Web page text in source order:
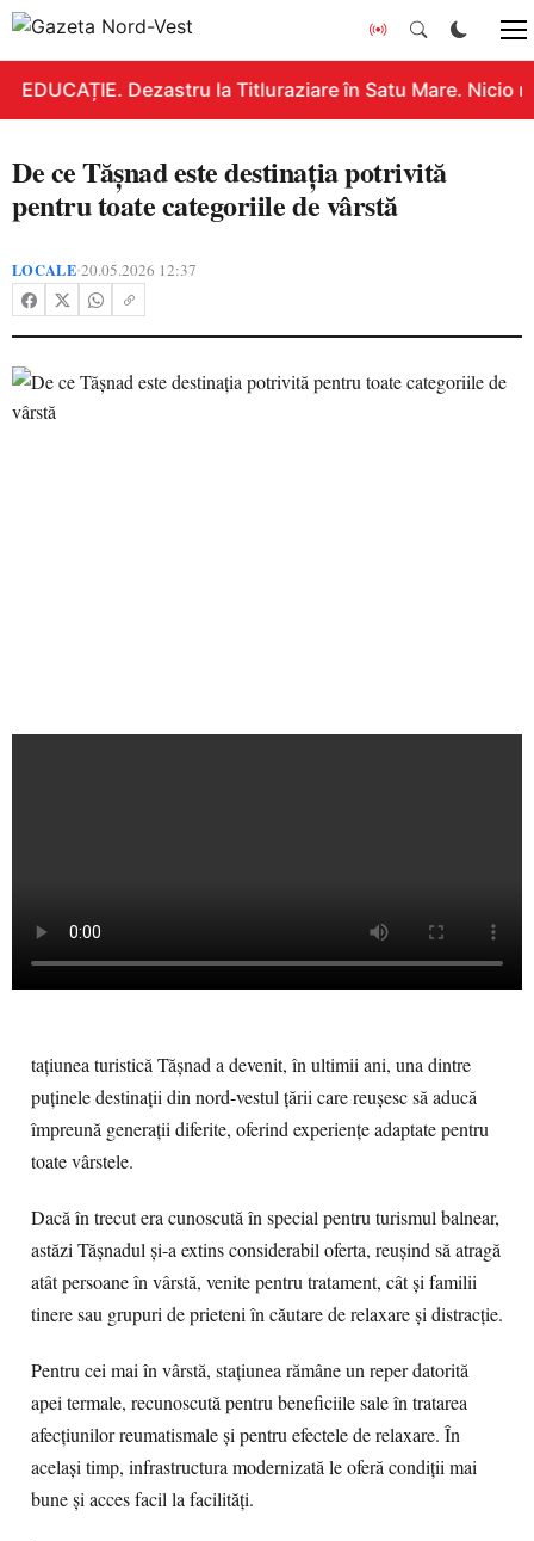
EDUCAȚIE. Dezastru la Titluraziare în Satu Mare. Nicio
De ce Tășnad este destinația potrivită
pentru toate categoriile de vârstă
LOCALE•20.05.2026 12:37
tațiunea turistică Tășnad a devenit, în ultimii ani, una dintre
puținele destinații din nord-vestul țării care reușesc să aducă
împreună generații diferite, oferind experiențe adaptate pentru
toate vârstele.
Dacă în trecut era cunoscută în special pentru turismul balnear,
astăzi Tășnadul și-a extins considerabil oferta, reușind să atragă
atât persoane în vârstă, venite pentru tratament, cât și familii
tinere sau grupuri de prieteni în căutare de relaxare și distracție.
Pentru cei mai în vârstă, stațiunea rămâne un reper datorită
apei termale, recunoscută pentru beneficiile sale în tratarea
afecțiunilor reumatismale și pentru efectele de relaxare. În
același timp, infrastructura modernizată le oferă condiții mai
bune și acces facil la facilități.